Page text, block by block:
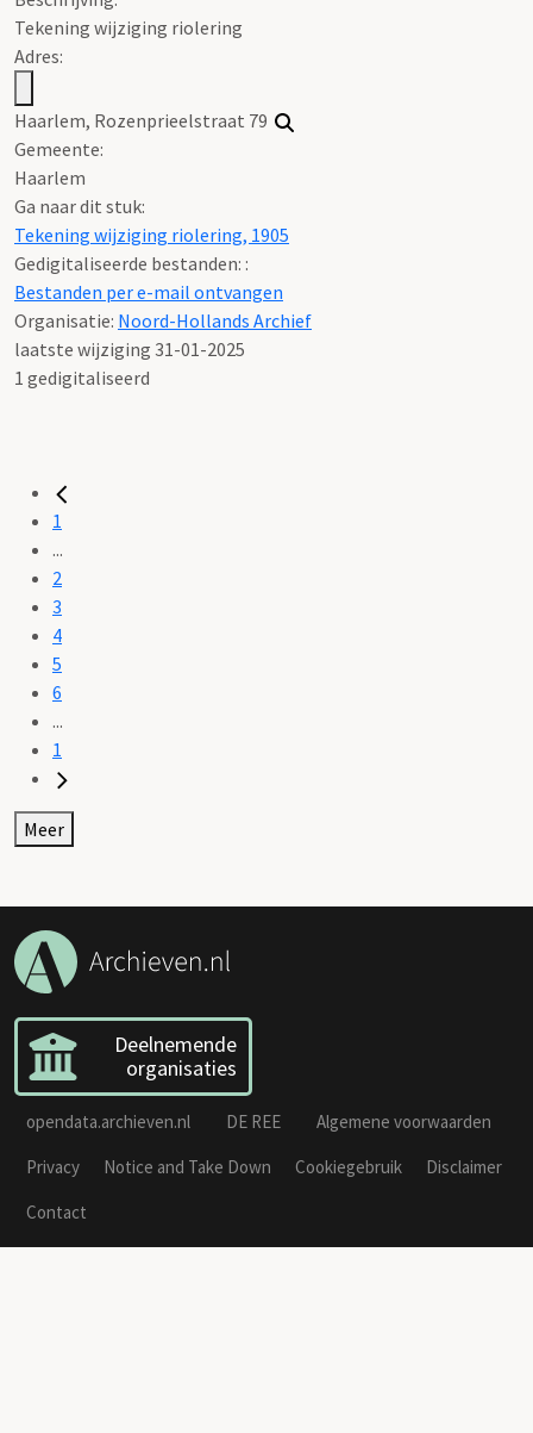
Tekening wijziging riolering
Adres:
Haarlem, Rozenprieelstraat 79
Gemeente:
Haarlem
Ga naar dit stuk:
Tekening wijziging riolering, 1905
Gedigitaliseerde bestanden: :
Bestanden per e-mail ontvangen
Organisatie: Noord-Hollands Archief
laatste wijziging 31-01-2025
1 gedigitaliseerd
1
...
2
3
4
5
6
...
1
Meer
Deelnemende
organisaties
opendata.archieven.nl DE REE
Algemene voorwaarden
Privacy
Notice and Take Down Cookiegebruik
Disclaimer
Contact